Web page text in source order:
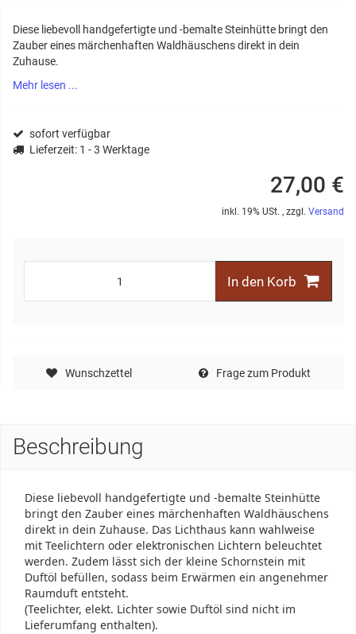
Diese liebevoll handgefertigte und -bemalte Steinhütte bringt den
Zauber eines märchenhaften Waldhäuschens direkt in dein
Zuhause.
Mehr lesen ...
sofort verfügbar
Lieferzeit: 1 - 3 Werktage
27,00 €
inkl. 19% USt. , zzgl. Versand
In den Korb
Wunschzettel Frage zum Produkt
Beschreibung
Diese liebevoll handgefertigte und -bemalte Steinhütte
bringt den Zauber eines märchenhaften Waldhäuschens
direkt in dein Zuhause. Das Lichthaus kann wahlweise
mit Teelichtern oder elektronischen Lichtern beleuchtet
werden. Zudem lässt sich der kleine Schornstein mit
Duftöl befüllen, sodass beim Erwärmen ein angenehmer
Raumduft entsteht.
(Teelichter, elekt. Lichter sowie Duftöl sind nicht im
Lieferumfang enthalten).